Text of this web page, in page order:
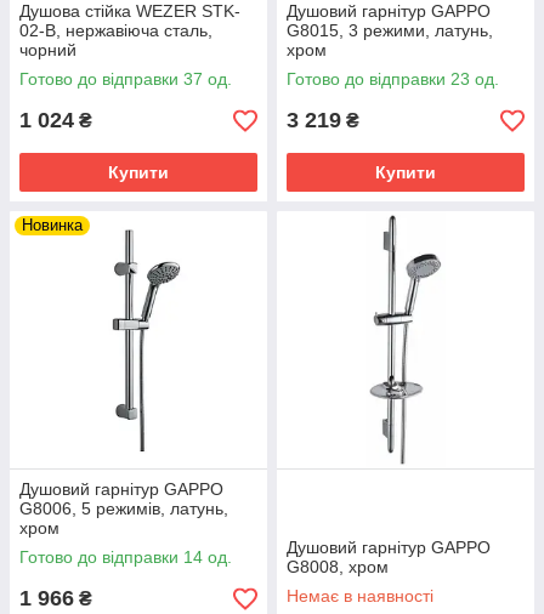
Душова стійка WEZER STK-
02-B, нержавіюча сталь,
чорний
Готово до відправки 37 од.
1 024 ₴
Купити
Душовий гарнітур GAPPO
G8015, 3 режими, латунь,
хром
Готово до відправки 23 од.
3 219 ₴
Купити
Новинка
Душовий гарнітур GAPPO
G8006, 5 режимів, латунь,
хром
Готово до відправки 14 од.
1 966 ₴
Душовий гарнітур GAPPO
G8008, хром
Немає в наявності